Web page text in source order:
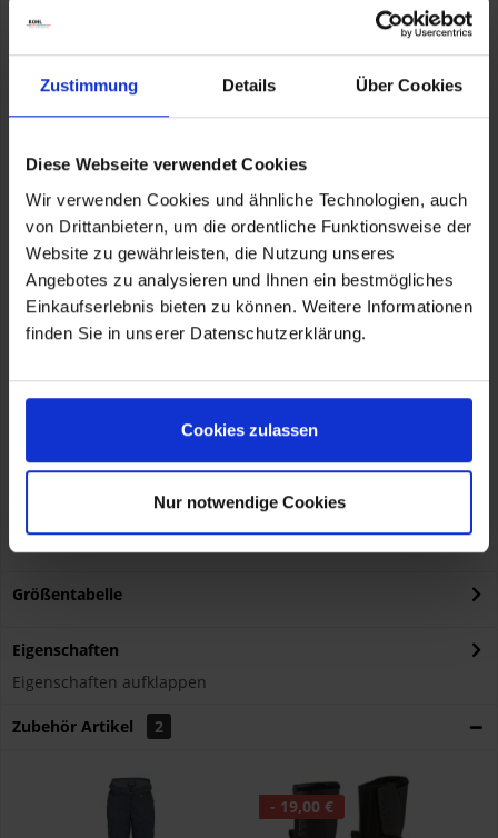
Zustimmung Details Über Cookies
Diese Webseite verwendet Cookies
Wir verwenden Cookies und ähnliche Technologien, auch
von Drittanbietern, um die ordentliche Funktionsweise der
Website zu gewährleisten, die Nutzung unseres
Angebotes zu analysieren und Ihnen ein bestmögliches
Einkaufserlebnis bieten zu können. Weitere Informationen
finden Sie in unserer Datenschutzerklärung.
Cookies zulassen
Nur notwendige Cookies
76135A80C57 Gr. 36
76135A80C58 Gr. 38
76135A80C59 Gr. 40
76135A80C60 Gr. 42
76135A80C61 Gr. 46
76135A80C63 Gr. 48
hazmat@bmw.com
KOHL automobile GmbH eCom
Petuelring 130, München, DE, 80788
Größentabelle
Eigenschaften
Eigenschaften aufklappen
Zubehör Artikel 2
- 19,00 €